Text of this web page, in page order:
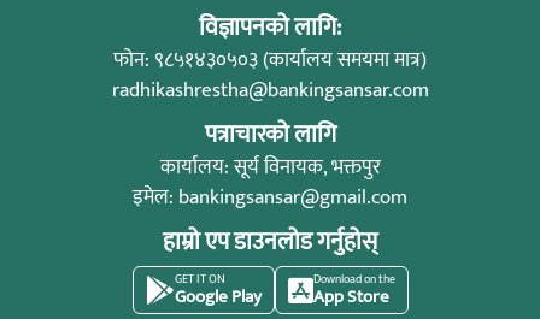
विज्ञापनको लागि:
फोन: ९८५१४३०५०३ (कार्यालय समयमा मात्र)
radhikashrestha@bankingsansar.com
पत्राचारको लागि
कार्यालय: सूर्य विनायक, भक्तपुर
इमेल: bankingsansar@gmail.com
हाम्रो एप डाउनलोड गर्नुहोस्
GET IT ON
Google Play
Download on the
App Store